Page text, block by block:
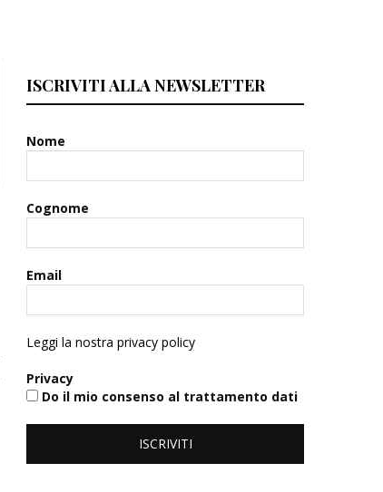
ISCRIVITI ALLA NEWSLETTER
Nome
Cognome
Email
Leggi la nostra privacy policy
Privacy
Do il mio consenso al trattamento dati